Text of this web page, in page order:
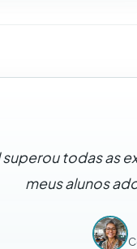
superou todas as
meus alunos